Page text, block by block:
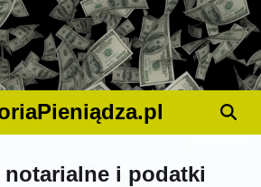
notarialne i podatki